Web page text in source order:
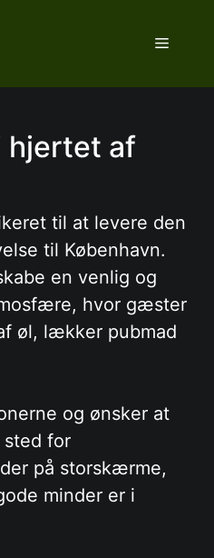
Menu
hjertet af
til at levere den
til København.
en venlig og
hvor gæster
øl, lækker pubmad
og ønsker at
for
på storskærme,
minder er i